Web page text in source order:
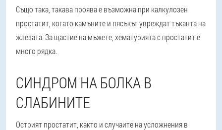
Също така, такава проява е възможна при калкулозен
простатит, когато камъните и пясъкът увреждат тъканта на
жлезата. За щастие на мъжете, хематурията с простатит е
много рядка.
СИНДРОМ НА БОЛКА В
СЛАБИНИТЕ
Острият простатит, както и случаите на усложнения в